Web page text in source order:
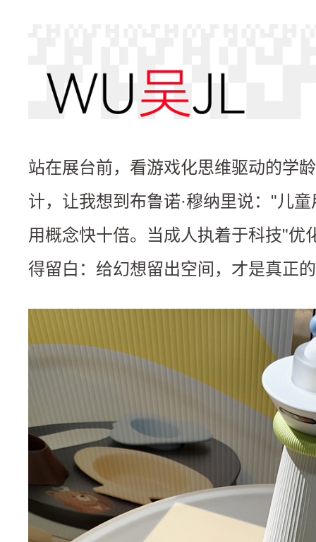
站在展台前，看游戏化思维驱动的学
计，让我想到布鲁诺·穆纳里说："儿
用概念快十倍。当成人执着于科技"优
得留白：给幻想留出空间，才是真正